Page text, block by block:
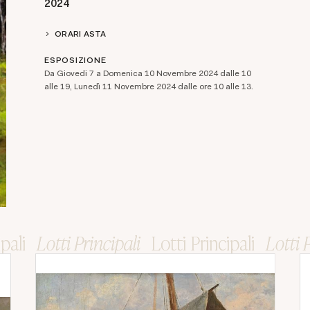
2024
ORARI ASTA
ESPOSIZIONE
Da Giovedi 7 a Domenica 10 Novembre 2024 dalle 10
alle 19, Lunedì 11 Novembre 2024 dalle ore 10 alle 13.
Lotti Principali Lotti Principali Lotti
Lotti Principali Lotti Principali Lotti